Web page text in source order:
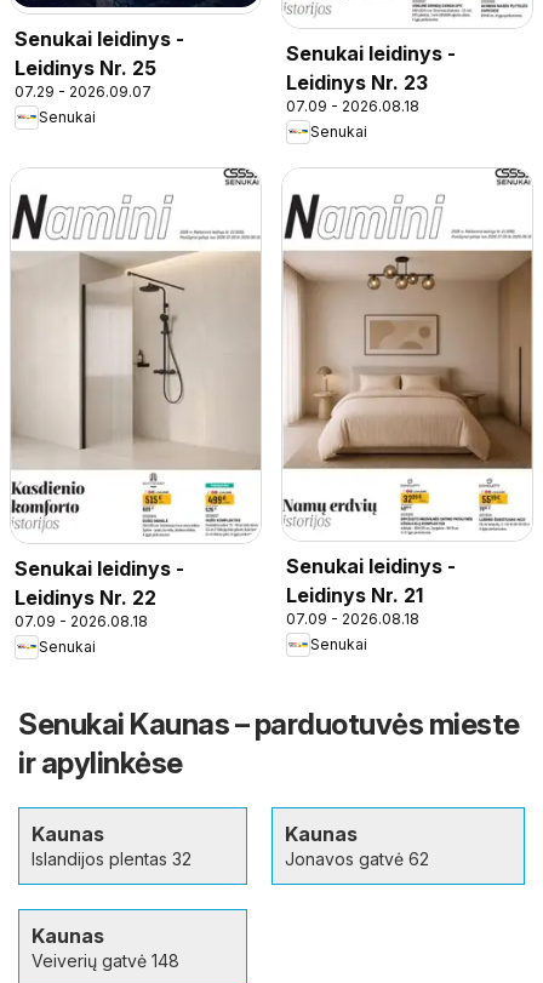
Senukai leidinys -
Leidinys Nr. 25
07.29 - 2026.09.07
Senukai
Senukai leidinys -
Leidinys Nr. 23
07.09 - 2026.08.18
Senukai
Senukai leidinys -
Leidinys Nr. 22
07.09 - 2026.08.18
Senukai
Senukai leidinys -
Leidinys Nr. 21
07.09 - 2026.08.18
Senukai
Senukai Kaunas – parduotuvės mieste
ir apylinkėse
Kaunas
Islandijos plentas 32
Kaunas
Jonavos gatvė 62
Kaunas
Veiverių gatvė 148